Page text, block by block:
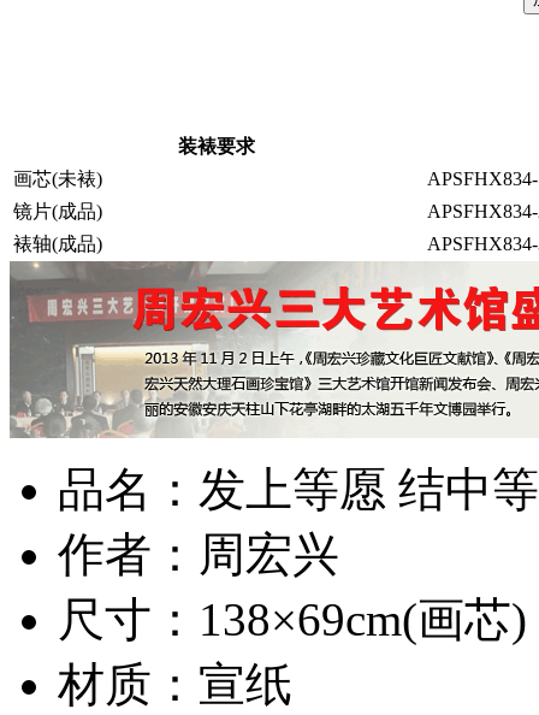
装裱要求
画芯(未裱)
镜片(成品)
裱轴(成品)
品名：发上等愿 结中
作者：周宏兴
尺寸：138×69cm(画芯)
材质：宣纸